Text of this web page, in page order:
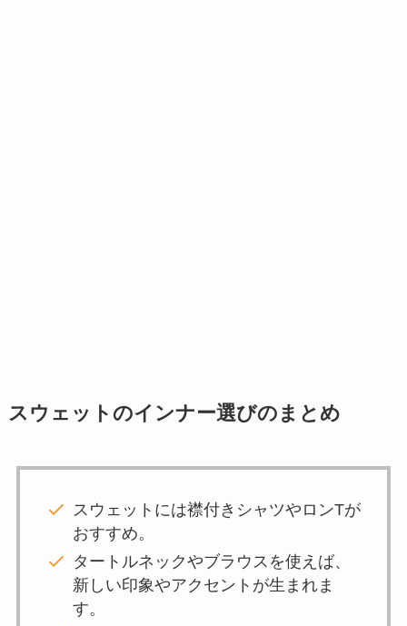
スウェットのインナー選びのまとめ
スウェットには襟付きシャツやロンTが
おすすめ。
タートルネックやブラウスを使えば、
新しい印象やアクセントが生まれま
す。